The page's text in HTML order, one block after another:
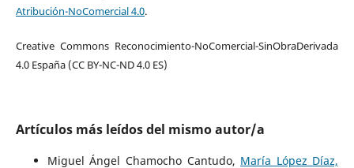
Atribución-NoComercial 4.0.
Creative Commons Reconocimiento-NoComercial-SinObraDerivada
4.0 España (CC BY-NC-ND 4.0 ES)
Artículos más leídos del mismo autor/a
Miguel Ángel Chamocho Cantudo, María López Díaz,